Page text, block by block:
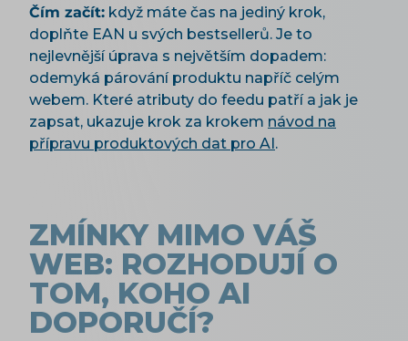
Čím začít: když máte čas na jediný krok,
doplňte EAN u svých bestsellerů. Je to
nejlevnější úprava s největším dopadem:
odemyká párování produktu napříč celým
webem. Které atributy do feedu patří a jak je
zapsat, ukazuje krok za krokem návod na
přípravu produktových dat pro AI.
ZMÍNKY MIMO VÁŠ
WEB: ROZHODUJÍ O
TOM, KOHO AI
DOPORUČÍ?